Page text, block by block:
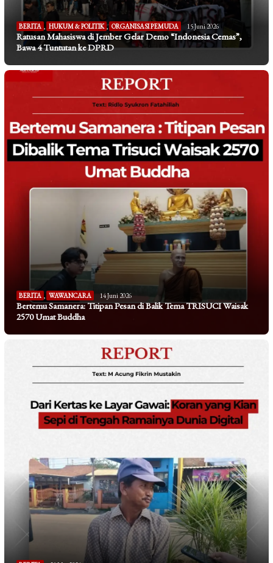
BERITA HUKUM & POLITIK , ORGANISASI PEMUDA 15 Juni 2026
Ratusan Mahasiswa di Jember Gelar Demo “Indonesia Cemas”,
Bawa 4 Tuntutan ke DPRD
BERITA WAWANCARA 14 Juni 2026
Bertemu Samanera: Titipan Pesan di Balik Tema TRISUCI Waisak
2570 Umat Buddha